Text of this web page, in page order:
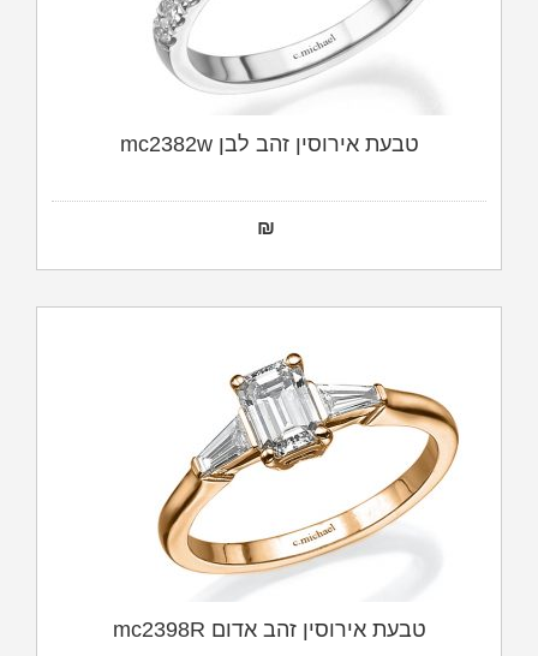
טבעת אירוסין זהב לבן mc2382w
₪
טבעת אירוסין זהב אדום mc2398R